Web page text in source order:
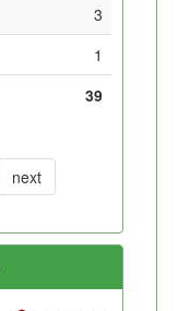
3
1
39
next